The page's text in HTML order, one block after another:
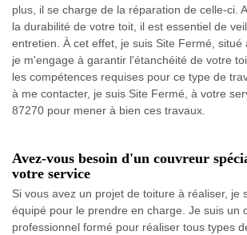
plus, il se charge de la réparation de celle-ci.
la durabilité de votre toit, il est essentiel de
entretien. À cet effet, je suis Site Fermé, situé
je m'engage à garantir l'étanchéité de votre
les compétences requises pour ce type de
à me contacter, je suis Site Fermé, à votre
87270 pour mener à bien ces travaux.
Avez-vous besoin d'un couvreur
votre service
Si vous avez un projet de toiture à réaliser, je
équipé pour le prendre en charge. Je suis un
professionnel formé pour réaliser tous types